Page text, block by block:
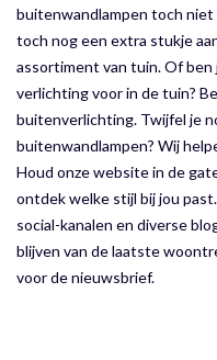
buitenwandlampen toch niet
toch nog een extra stukje
assortiment van tuin. Of ben
verlichting voor in de tuin?
buitenverlichting. Twijfel je
buitenwandlampen? Wij
Houd onze website in de
ontdek welke stijl bij jou
social-kanalen en diverse
blijven van de laatste
voor de nieuwsbrief.